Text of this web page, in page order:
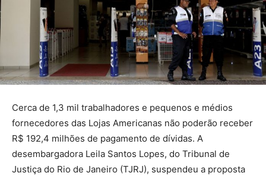
Cerca de 1,3 mil trabalhadores e pequenos e médios
fornecedores das Lojas Americanas não poderão receber
R$ 192,4 milhões de pagamento de dívidas. A
desembargadora Leila Santos Lopes, do Tribunal de
Justiça do Rio de Janeiro (TJRJ), suspendeu a proposta